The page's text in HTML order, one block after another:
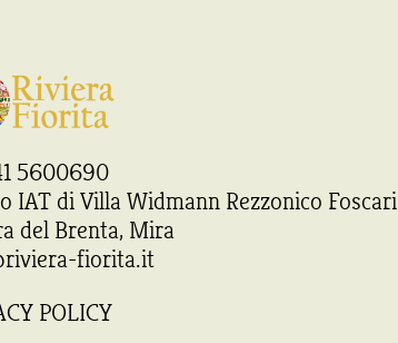
5600690
IAT di Villa Widmann Rezzonico Foscari
del Brenta, Mira
fiorita.it
POLICY